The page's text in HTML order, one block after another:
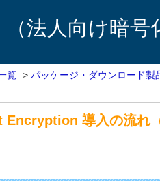
法人向け暗号
覧 > パッケージ・ダウンロード製
Encryption 導入の流れ